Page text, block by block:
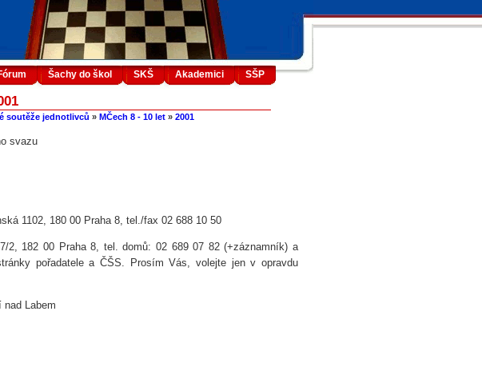
Šachy do škol SKŠ Akademici SŠP
soutěže jednotlivců » MČech 8 - 10 let » 2001
svazu
1102, 180 00 Praha 8, tel./fax 02 688 10 50
2, 182 00 Praha 8, tel. domů: 02 689 07 82 (+záznamník) a
pořadatele a ČŠS. Prosím Vás, volejte jen v opravdu
nad Labem